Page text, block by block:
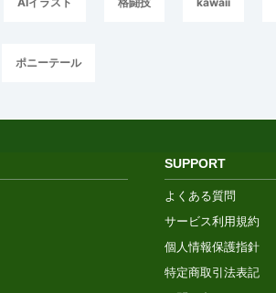
ポニーテール
SUPPORT
よくある質問
サービス利用規約
個人情報保護指針
特定商取引法表記